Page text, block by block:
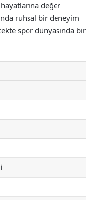
değer
ruhsal bir deneyim
spor dünyasında bir